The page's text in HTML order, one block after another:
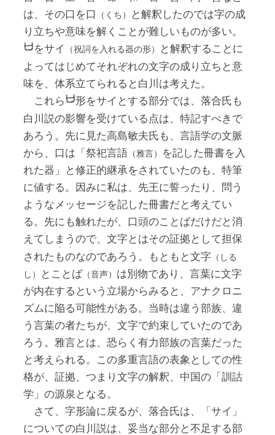
は、その口を口
（くち）
と解釈したのでは字の成
り立ちや意味を解くことが難しいものが多い。
をサイ
（祝詞を入れる器の形）
と解釈することに
よってはじめてそれぞれの文字の成り立ちと意
味を、体系立てられると白川は考えた。
これら
形をサイとする部分では、落合氏も
白川説の影響を受けている点は、特記すべきで
あろう。先に見た高島敏夫氏も、言語学の文脈
から、口は「祭祀言語 （雅言）
を記した冊書を入
れた器」と修正的継承をされていたのも、特筆
に値する。因みに私は、先王に誓ったり、問う
ようなメッセージを記した冊書だと考えてい
る。先にも触れたが、口頭のことばだけだと消
えてしまうので、文字とはその証拠として担保
された も
・
の
・
なのであろう。もともと文字 （しる
し）
とことば （音声） は別物であり、言葉に文字
が内在するという立場からみると、アナクロニ
ズムに陥る可能性がある。当時は違う部族、違
う言葉の者たちが、文字で約束していたのであ
ろう。雅言とは、恐らく有力部族の言葉だった
と考えられる。この多重言語の表象としての性
格が、証拠、つまり文字の解釈、中国の「訓詁
学」の源泉となる。
さて、字形論に戻るが、落合氏は、「サイ」
についての白川説は、妥当な部分と不足する部